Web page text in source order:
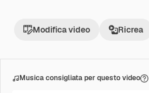
Modifica video Ricrea
Musica consigliata per questo video